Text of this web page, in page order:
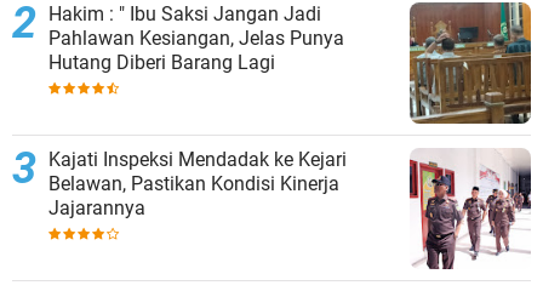
Hakim : " Ibu Saksi Jangan Jadi
Pahlawan Kesiangan, Jelas Punya
Hutang Diberi Barang Lagi
Kajati Inspeksi Mendadak ke Kejari
Belawan, Pastikan Kondisi Kinerja
Jajarannya